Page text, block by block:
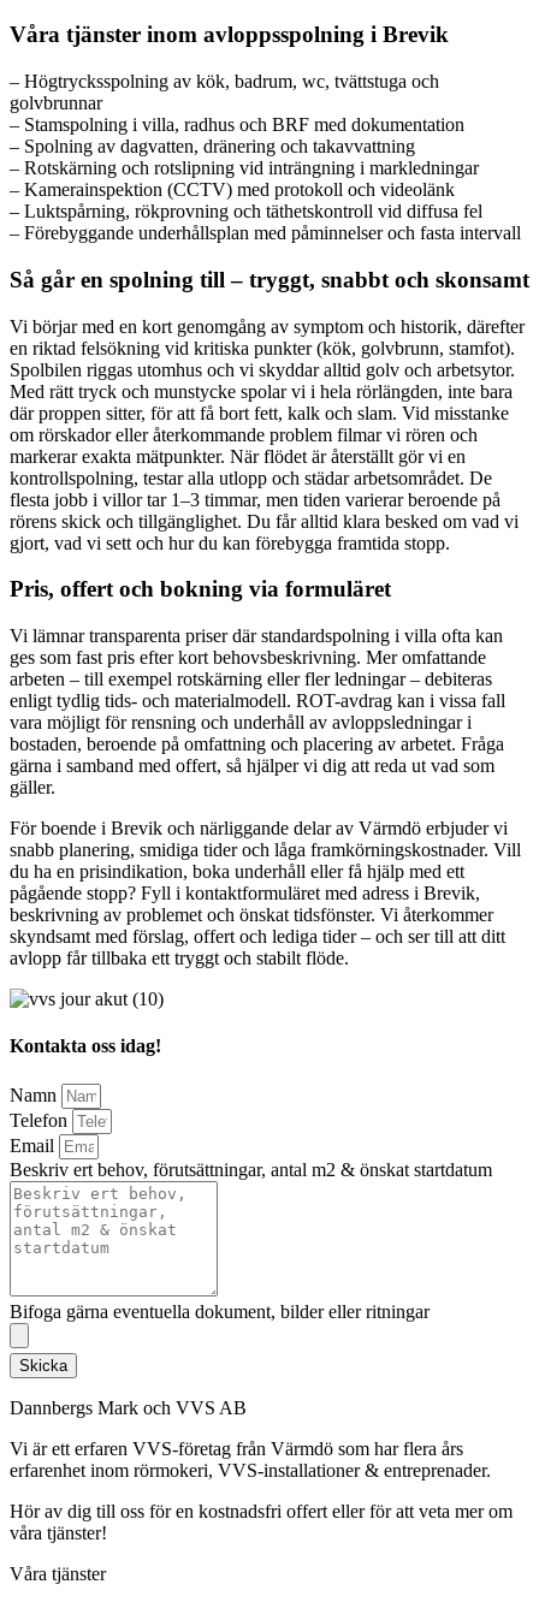
Våra tjänster inom avloppsspolning i Brevik
– Högtrycksspolning av kök, badrum, wc, tvättstuga och
golvbrunnar
– Stamspolning i villa, radhus och BRF med dokumentation
– Spolning av dagvatten, dränering och takavvattning
– Rotskärning och rotslipning vid inträngning i markledningar
– Kamerainspektion (CCTV) med protokoll och videolänk
– Luktspårning, rökprovning och täthetskontroll vid diffusa fel
– Förebyggande underhållsplan med påminnelser och fasta intervall
Så går en spolning till – tryggt, snabbt och skonsamt
Vi börjar med en kort genomgång av symptom och historik, därefter
en riktad felsökning vid kritiska punkter (kök, golvbrunn, stamfot).
Spolbilen riggas utomhus och vi skyddar alltid golv och arbetsytor.
Med rätt tryck och munstycke spolar vi i hela rörlängden, inte bara
där proppen sitter, för att få bort fett, kalk och slam. Vid misstanke
om rörskador eller återkommande problem filmar vi rören och
markerar exakta mätpunkter. När flödet är återställt gör vi en
kontrollspolning, testar alla utlopp och städar arbetsområdet. De
flesta jobb i villor tar 1–3 timmar, men tiden varierar beroende på
rörens skick och tillgänglighet. Du får alltid klara besked om vad vi
gjort, vad vi sett och hur du kan förebygga framtida stopp.
Pris, offert och bokning via formuläret
Vi lämnar transparenta priser där standardspolning i villa ofta kan
ges som fast pris efter kort behovsbeskrivning. Mer omfattande
arbeten – till exempel rotskärning eller fler ledningar – debiteras
enligt tydlig tids- och materialmodell. ROT-avdrag kan i vissa fall
vara möjligt för rensning och underhåll av avloppsledningar i
bostaden, beroende på omfattning och placering av arbetet. Fråga
gärna i samband med offert, så hjälper vi dig att reda ut vad som
gäller.
För boende i Brevik och närliggande delar av Värmdö erbjuder vi
snabb planering, smidiga tider och låga framkörningskostnader. Vill
du ha en prisindikation, boka underhåll eller få hjälp med ett
pågående stopp? Fyll i kontaktformuläret med adress i Brevik,
beskrivning av problemet och önskat tidsfönster. Vi återkommer
skyndsamt med förslag, offert och lediga tider – och ser till att ditt
avlopp får tillbaka ett tryggt och stabilt flöde.
Kontakta oss idag!
Namn
Telefon
Email
Beskriv ert behov, förutsättningar, antal m2 & önskat startdatum
Bifoga gärna eventuella dokument, bilder eller ritningar
Skicka
Dannbergs Mark och VVS AB
Vi är ett erfaren VVS-företag från Värmdö som har flera års
erfarenhet inom rörmokeri, VVS-installationer & entreprenader.
Hör av dig till oss för en kostnadsfri offert eller för att veta mer om
våra tjänster!
Våra tjänster